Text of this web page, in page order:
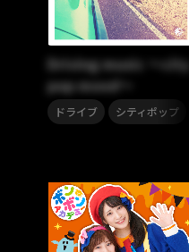
Driving music ～city
pop mood～
ドライブ シティポップ